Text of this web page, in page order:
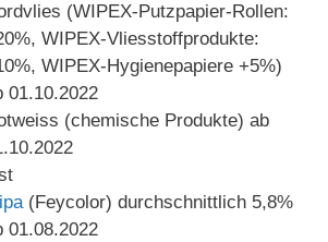
(WIPEX-Putzpapier-Rollen:
WIPEX-Vliesstoffprodukte:
WIPEX-Hygienepapiere +5%)
01.10.2022
(chemische Produkte) ab
(Feycolor) durchschnittlich 5,8%
01.08.2022